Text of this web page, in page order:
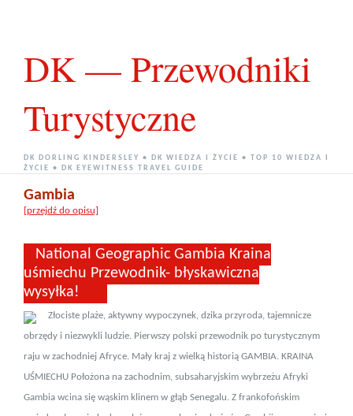
DK — Przewodniki
Turystyczne
DK DORLING KINDERSLEY • DK WIEDZA I ŻYCIE • TOP 10 WIEDZA I
ŻYCIE • DK EYEWITNESS TRAVEL GUIDE
Gambia
[przejdź do opisu]
National Geographic Gambia Kraina
uśmiechu Przewodnik- błyskawiczna
wysyłka!
Złociste plaże, aktywny wypoczynek, dzika przyroda, tajemnicze
obrzędy i niezwykli ludzie. Pierwszy polski przewodnik po turystycznym
raju w zachodniej Afryce. Mały kraj z wielką historią GAMBIA. KRAINA
UŚMIECHU Położona na zachodnim, subsaharyjskim wybrzeżu Afryki
Gambia wcina się wąskim klinem w głąb Senegalu. Z frankofońskim